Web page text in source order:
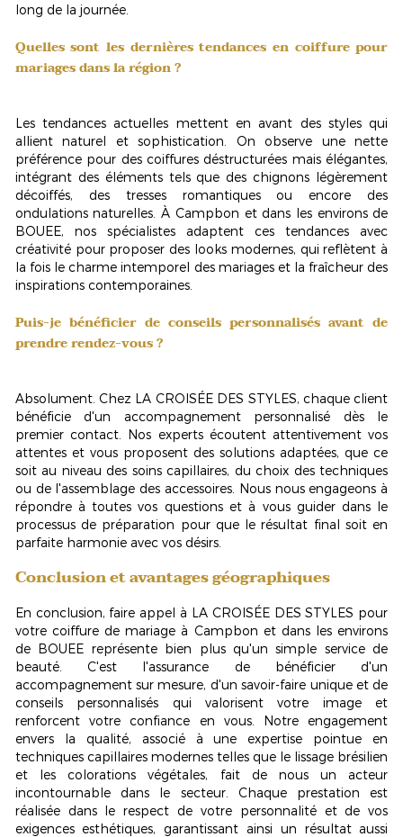
long de la journée.
Quelles sont les dernières tendances en coiffure pour
mariages dans la région ?
Les tendances actuelles mettent en avant des styles qui
allient naturel et sophistication. On observe une nette
préférence pour des coiffures déstructurées mais élégantes,
intégrant des éléments tels que deschignons légèrement
décoiffés, des tresses romantiques ou encore des
ondulations naturelles. À Campbon et dans les environs de
BOUEE, nos spécialistes adaptent ces tendances avec
créativité pour proposer des looks modernes, qui reflètent à
la fois le charme intemporel des mariages et la fraîcheur des
inspirations contemporaines.
Puis-je bénéficier de conseils personnalisés avant de
prendre rendez-vous ?
Absolument. Chez LA CROISÉE DES STYLES, chaque client
bénéficie d'un accompagnement personnalisé dès le
premier contact. Nos experts écoutent attentivement vos
attentes et vous proposent des solutions adaptées, que ce
soit au niveau des soins capillaires, du choix des techniques
ou de l'assemblage des accessoires. Nous nous engageons à
répondre à toutes vos questions et à vous guider dans le
processus de préparation pour que le résultat final soit en
parfaite harmonie avec vos désirs.
Conclusion et avantages géographiques
En conclusion, faire appel à LA CROISÉE DES STYLES pour
votre coiffure de mariage à Campbon et dans les environs
de BOUEE représente bien plus qu'un simple service de
beauté. C'est l'assurance de bénéficier d'un
accompagnement sur mesure, d'un savoir-faire unique et de
conseils personnalisés qui valorisent votre image et
renforcent votre confiance en vous. Notre engagement
envers la qualité, associé à une expertise pointue en
techniques capillaires modernes telles que le lissage brésilien
et les colorations végétales, fait de nous un acteur
incontournable dans le secteur. Chaque prestation est
réalisée dans le respect de votre personnalité et de vos
exigences esthétiques, garantissant ainsi un résultat aussi